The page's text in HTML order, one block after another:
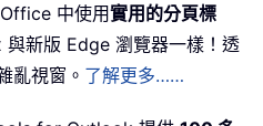
中使用實用的分頁標
新版 Edge 瀏覽器一樣！透
亂視窗。 了解更多……